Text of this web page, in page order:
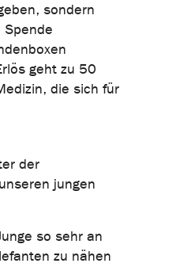
sondern
Spende
geht zu 50
die sich für
der
jungen
so sehr an
zu nähen